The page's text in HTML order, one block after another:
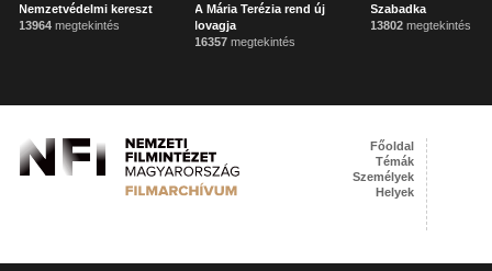
Nemzetvédelmi kereszt
13964 megtekintés
A Mária Terézia rend új
lovagja
16357 megtekintés
Szabadka
13802 megtekintés
Főoldal
Témák
Személyek
Helyek